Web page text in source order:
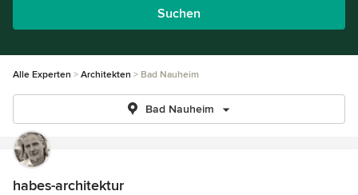
Suchen
Alle Experten Architekten Bad Nauheim
Bad Nauheim
habes-architektur